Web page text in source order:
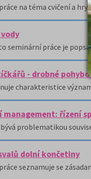
na téma cvičení a hry
seminární práce je
- drobné
charakteristice
management: řízení
problematikou
dolní končetiny
seznamuje se